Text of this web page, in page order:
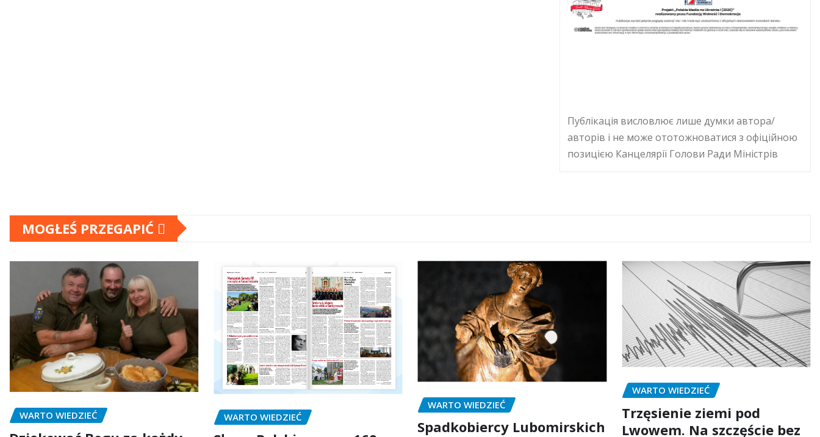
Публікація висловлює лише думки автора/
авторів і не може ототожноватися з офіційною
позицією Канцелярії Голови Ради Міністрів
MOGŁEŚ PRZEGAPIĆ
WARTO WIEDZIEĆ WARTO WIEDZIEĆ
WARTO WIEDZIEĆ
Spadkobiercy Lubomirskich
WARTO WIEDZIEĆ
Trzęsienie ziemi pod
Lwowem. Na szczęście bez